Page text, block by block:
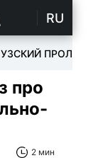
RU
ПРОЛИВ
про
2 мин